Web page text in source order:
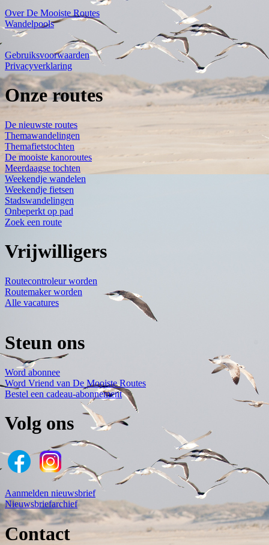
Over De Mooiste Routes
Wandelpools
Gebruiksvoorwaarden
Privacyverklaring
Onze routes
De nieuwste routes
Themawandelingen
Themafietstochten
De mooiste kanoroutes
Meerdaagse tochten
Weekendje wandelen
Weekendje fietsen
Stadswandelingen
Onbeperkt op pad
Zoek een route
Vrijwilligers
Routecontroleur worden
Routemaker worden
Alle vacatures
Steun ons
Word abonnee
Word Vriend van De Mooiste Routes
Bestel een cadeau-abonnement
Volg ons
Aanmelden nieuwsbrief
Nieuwsbriefarchief
Contact